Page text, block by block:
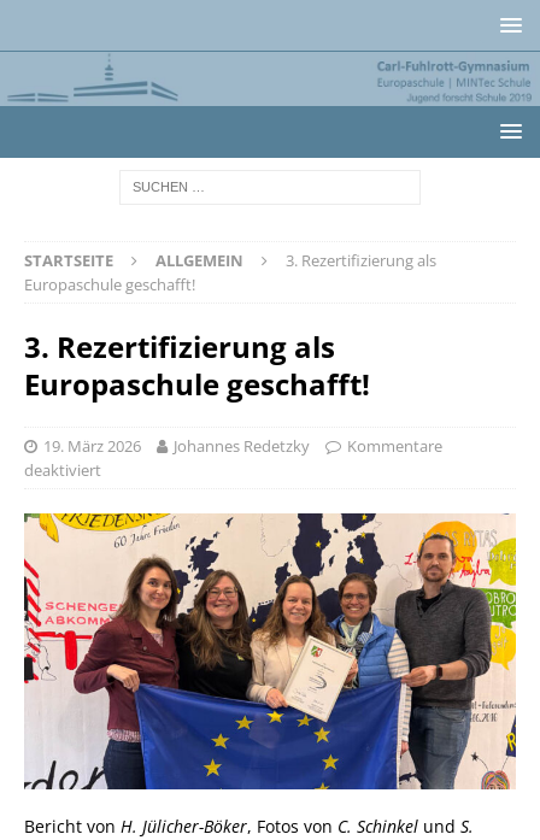
STARTSEITE ALLGEMEIN
3. Rezertifizierung als
Europaschule geschafft!
3. Rezertifizierung als
Europaschule geschafft!
19. März 2026 Johannes Redetzky
Kommentare
deaktiviert
Bericht von H. Jülicher-Böker, Fotos von C. Schinkel und S.